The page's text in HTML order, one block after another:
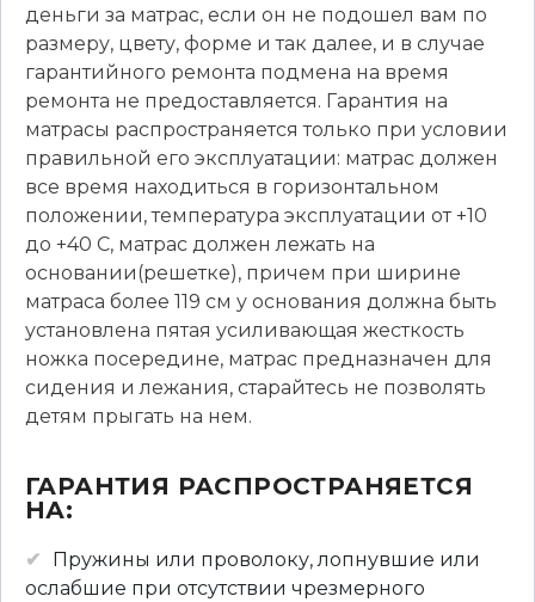
деньги за матрас, если он не подошел вам по
размеру, цвету, форме и так далее, и в случае
гарантийного ремонта подмена на время
ремонта не предоставляется. Гарантия на
матрасы распространяется только при условии
правильной его эксплуатации: матрас должен
все время находиться в горизонтальном
положении, температура эксплуатации от +10
до +40 C, матрас должен лежать на
основании(решетке), причем при ширине
матраса более 119 см у основания должна быть
установлена пятая усиливающая жесткость
ножка посередине, матрас предназначен для
сидения и лежания, старайтесь не позволять
детям прыгать на нем.
ГАРАНТИЯ РАСПРОСТРАНЯЕТСЯ
НА:
Пружины или проволоку, лопнувшие или
ослабшие при отсутствии чрезмерного